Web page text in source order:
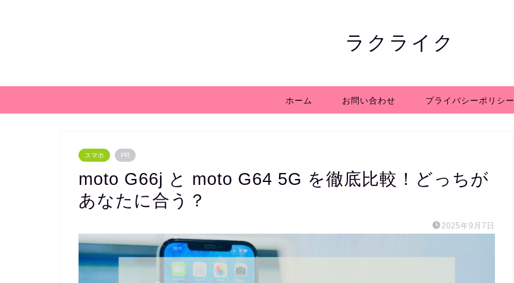
ラクライク
ホーム お問い合わせ プライバシーポリシー
スマホ PR
moto G66j と moto G64 5G を徹底比較！どっちが
あなたに合う？
2025年9月7日